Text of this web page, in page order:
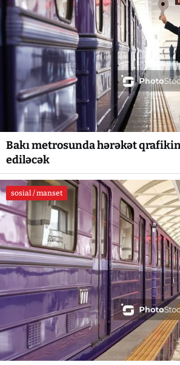
Bakı metrosunda hərəkət
ediləcək
sosial / manset